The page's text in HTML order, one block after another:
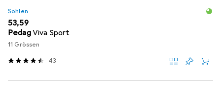
Sohlen
EUR
53,59
PedagViva Sport
11 Grössen
43